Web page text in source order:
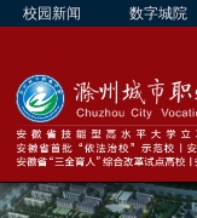
校园新闻 数字城院